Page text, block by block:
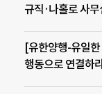
규직·나홀로 사
[유한양행-유일
행동으로 연결하